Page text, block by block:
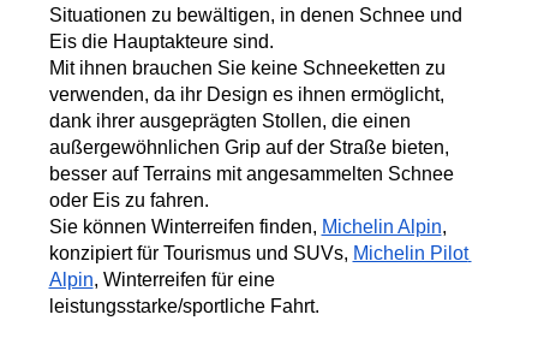
Situationen zu bewältigen, in denen Schnee und
Eis die Hauptakteure sind.
Mit ihnen brauchen Sie keine Schneeketten zu
verwenden, da ihr Design es ihnen ermöglicht,
dank ihrer ausgeprägten Stollen, die einen
außergewöhnlichen Grip auf der Straße bieten,
besser auf Terrains mit angesammelten Schnee
oder Eis zu fahren.
Sie können Winterreifen finden, Michelin Alpin,
konzipiert für Tourismus und SUVs, Michelin Pilot
Alpin, Winterreifen für eine
leistungsstarke/sportliche Fahrt.